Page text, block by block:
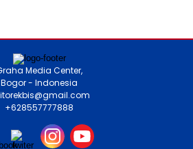
Media Center,
Bogor - Indonesia
+628557777888